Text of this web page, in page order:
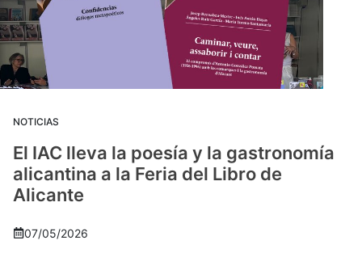
NOTICIAS
El IAC lleva la poesía y la gastronomía
alicantina a la Feria del Libro de
Alicante
07/05/2026